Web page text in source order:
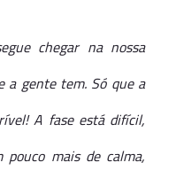
chegar na nossa
a gente tem. Só que a
A fase está difícil,
mais de calma,